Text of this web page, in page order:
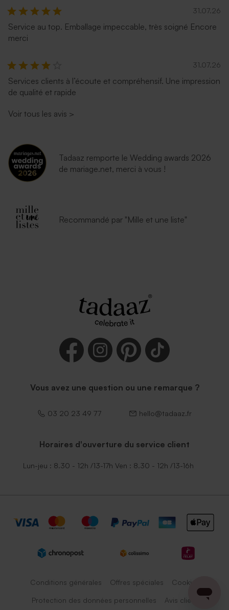
31.07.26
Service au top. Emballage impeccable, très soigné Encore
merci
31.07.26
Services clients à l’écoute et compréhensif. Une impression
de qualité et rapide
Voir tous les avis >
Tadaaz remporte le Wedding awards 2026
de mariage.net, merci à vous !
Recommandé par "Mille et une liste"
Vous avez une question ou une remarque ?
03 20 23 49 77 hello@tadaaz.fr
Horaires d'ouverture du service client
Lun-jeu : 8.30 - 12h /13-17h Ven : 8.30 - 12h /13-16h
Conditions générales Offres spéciales Cookies
Protection des données personnelles Avis client